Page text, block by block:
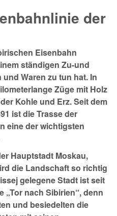
der
Eisenbahn
ständigen Zu-und
Waren zu tun hat. In
Züge mit Holz
Kohle und Erz. Seit dem
ist die Trasse der
eine der wichtigsten
Hauptstadt Moskau,
die Landschaft so richtig
gelegene Stadt ist seit
„Tor nach Sibirien“, denn
und besiedelten die